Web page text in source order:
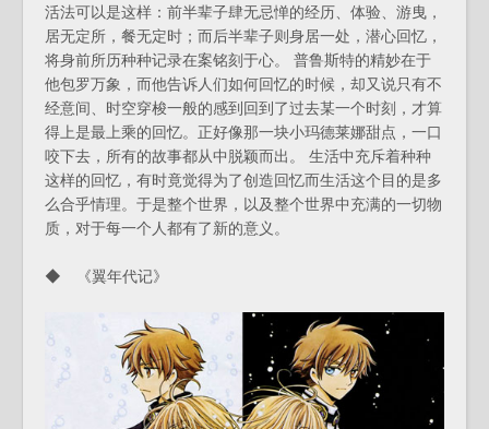
活法可以是这样：前半辈子肆无忌惮的经历、体验、游曳，
居无定所，餐无定时；而后半辈子则身居一处，潜心回忆，
将身前所历种种记录在案铭刻于心。 普鲁斯特的精妙在于
他包罗万象，而他告诉人们如何回忆的时候，却又说只有不
经意间、时空穿梭一般的感到回到了过去某一个时刻，才算
得上是最上乘的回忆。正好像那一块小玛德莱娜甜点，一口
咬下去，所有的故事都从中脱颖而出。 生活中充斥着种种
这样的回忆，有时竟觉得为了创造回忆而生活这个目的是多
么合乎情理。于是整个世界，以及整个世界中充满的一切物
质，对于每一个人都有了新的意义。
◆ 《翼年代记》